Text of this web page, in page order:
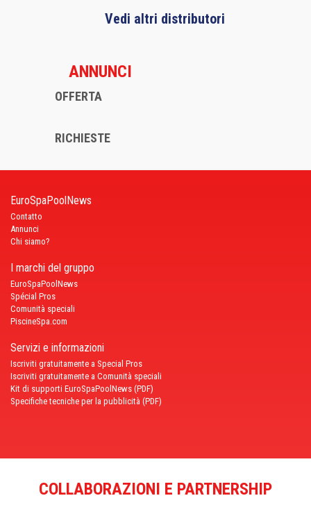
Vedi altri distributori
ANNUNCI
OFFERTA
RICHIESTE
EuroSpaPoolNews
Contatto
Annunci
Chi siamo?
I marchi del gruppo
EuroSpaPoolNews
Spécial Pros
Comunità speciali
PiscineSpa.com
Servizi e informazioni
Iscriviti gratuitamente a Special Pros
Iscriviti gratuitamente a Comunità speciali
Kit di supporti EuroSpaPoolNews (PDF)
Specifiche tecniche per la pubblicità (PDF)
COLLABORAZIONI E PARTNERSHIP